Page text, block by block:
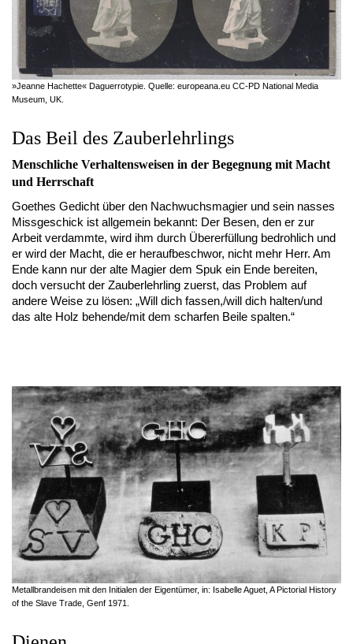
»Jeanne Hachette« Daguerrotypie. Quelle: europeana.eu CC-PD National Media
Museum, UK.
Das Beil des Zauberlehrlings
Menschliche Verhaltensweisen in der Begegnung mit Macht
und Herrschaft
Goethes Gedicht über den Nachwuchsmagier und sein nasses
Missgeschick ist allgemein bekannt: Der Besen, den er zur
Arbeit verdammte, wird ihm durch Übererfüllung bedrohlich und
er wird der Macht, die er heraufbeschwor, nicht mehr Herr. Am
Ende kann nur der alte Magier dem Spuk ein Ende bereiten,
doch versucht der Zauberlehrling zuerst, das Problem auf
andere Weise zu lösen: „Will dich fassen,/will dich halten/und
das alte Holz behende/mit dem scharfen Beile spalten.“
Metallbrandeisen mit den Initialen der Eigentümer, in: Isabelle Aguet, A Pictorial History
of the Slave Trade, Genf 1971.